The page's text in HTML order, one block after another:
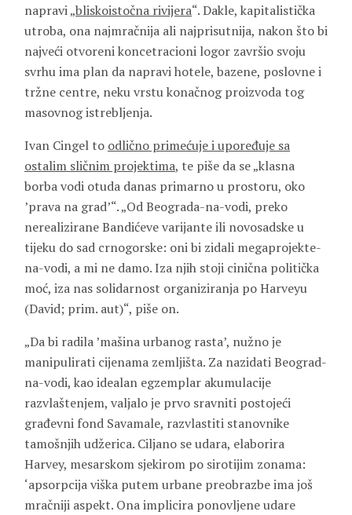
napravi „bliskoistočna rivijera“. Dakle, kapitalistička
utroba, ona najmračnija ali najprisutnija, nakon što bi
najveći otvoreni koncetracioni logor završio svoju
svrhu ima plan da napravi hotele, bazene, poslovne i
tržne centre, neku vrstu konačnog proizvoda tog
masovnog istrebljenja.
Ivan Cingel to odlično primećuje i upoređuje sa
ostalim sličnim projektima, te piše da se „klasna
borba vodi otuda danas primarno u prostoru, oko
’prava na grad’“. „Od Beograda-na-vodi, preko
nerealizirane Bandićeve varijante ili novosadske u
tijeku do sad crnogorske: oni bi zidali megaprojekte-
na-vodi, a mi ne damo. Iza njih stoji cinična politička
moć, iza nas solidarnost organiziranja po Harveyu
(David; prim. aut)“, piše on.
„Da bi radila ’mašina urbanog rasta’, nužno je
manipulirati cijenama zemljišta. Za nazidati Beograd-
na-vodi, kao idealan egzemplar akumulacije
razvlaštenjem, valjalo je prvo sravniti postojeći
građevni fond Savamale, razvlastiti stanovnike
tamošnjih udžerica. Ciljano se udara, elaborira
Harvey, mesarskom sjekirom po sirotijim zonama:
‘apsorpcija viška putem urbane preobrazbe ima još
mračniji aspekt. Ona implicira ponovljene udare